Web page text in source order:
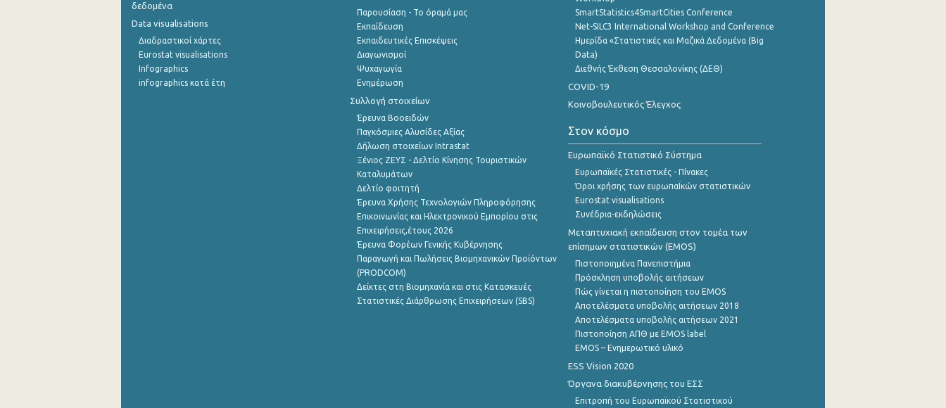
δεδομένα
Data visualisations
Διαδραστικοί χάρτες
Eurostat visualisations
Infographics
infographics κατά έτη
Παρουσίαση - Το όραμά μας
Εκπαίδευση
Εκπαιδευτικές Επισκέψεις
Διαγωνισμοί
Ψυχαγωγία
Ενημέρωση
Συλλογή στοιχείων
Έρευνα Βοοειδών
Παγκόσμιες Αλυσίδες Αξίας
Δήλωση στοιχείων Intrastat
Ξένιος ΖΕΥΣ - Δελτίο Κίνησης Τουριστικών
Καταλυμάτων
Δελτίο φοιτητή
Έρευνα Χρήσης Τεχνολογιών Πληροφόρησης
Επικοινωνίας και Ηλεκτρονικού Εμπορίου στις
Επιχειρήσεις,έτους 2026
Έρευνα Φορέων Γενικής Κυβέρνησης
Παραγωγή και Πωλήσεις Βιομηχανικών Προϊόντων
(PRODCOM)
Δείκτες στη Βιομηχανία και στις Κατασκευές
Στατιστικές Διάρθρωσης Επιχειρήσεων (SBS)
SmartStatistics4SmartCities Conference
Net-SILC3 International Workshop and Conference
Ημερίδα «Στατιστικές και Μαζικά Δεδομένα (Big
Data)
Διεθνής Έκθεση Θεσσαλονίκης (ΔΕΘ)
COVID-19
Κοινοβουλευτικός Έλεγχος
Στον κόσμο
Ευρωπαϊκό Στατιστικό Σύστημα
Ευρωπαϊκές Στατιστικές - Πίνακες
Όροι χρήσης των ευρωπαΪκών στατιστικών
Eurostat visualisations
Συνέδρια-εκδηλώσεις
Μεταπτυχιακή εκπαίδευση στον τομέα των
επίσημων στατιστικών (EMOS)
Πιστοποιημένα Πανεπιστήμια
Πρόσκληση υποβολής αιτήσεων
Πώς γίνεται η πιστοποίηση του EMOS
Αποτελέσματα υποβολής αιτήσεων 2018
Αποτελέσματα υποβολής αιτήσεων 2021
Πιστοποίηση ΑΠΘ με EMOS label
EMOS – Ενημερωτικό υλικό
ESS Vision 2020
Όργανα διακυβέρνησης του ΕΣΣ
Επιτροπή του Ευρωπαϊκού Στατιστικού